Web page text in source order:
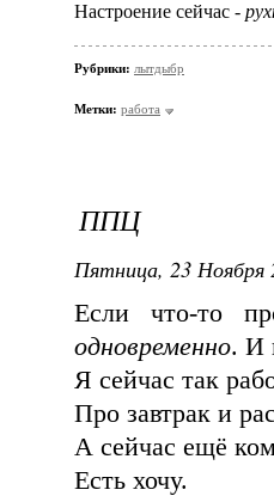
Настроение сейчас -
Рубрики: лытдыбр
Метки: работа
ППЦ
Пятница, 23 Ноября
Если что-то
одновременно. И
Я сейчас так
Про завтрак и
А сейчас ещё
Есть хочу.